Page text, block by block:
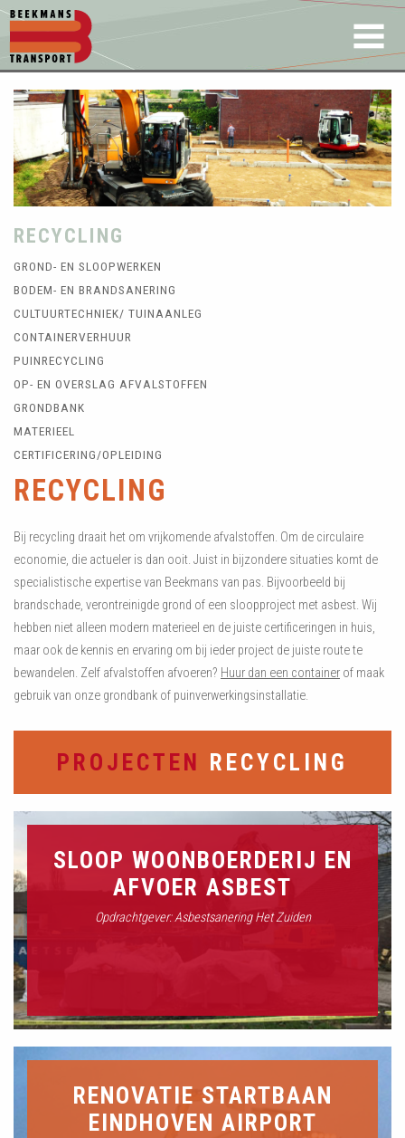
RECYCLING
GROND- EN SLOOPWERKEN
BODEM- EN BRANDSANERING
CULTUURTECHNIEK/ TUINAANLEG
CONTAINERVERHUUR
PUINRECYCLING
OP- EN OVERSLAG AFVALSTOFFEN
GRONDBANK
MATERIEEL
CERTIFICERING/OPLEIDING
RECYCLING
Bij recycling draait het om vrijkomende afvalstoffen. Om de circulaire
economie, die actueler is dan ooit. Juist in bijzondere situaties komt de
specialistische expertise van Beekmans van pas. Bijvoorbeeld bij
brandschade, verontreinigde grond of een sloopproject met asbest. Wij
hebben niet alleen modern materieel en de juiste certificeringen in huis,
maar ook de kennis en ervaring om bij ieder project de juiste route te
bewandelen. Zelf afvalstoffen afvoeren? Huur dan een container of maak
gebruik van onze grondbank of puinverwerkingsinstallatie.
PROJECTEN RECYCLING
SLOOP WOONBOERDERIJ EN
AFVOER ASBEST
Opdrachtgever: Asbestsanering Het Zuiden
RENOVATIE STARTBAAN
EINDHOVEN AIRPORT